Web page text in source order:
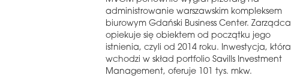
administrowanie warszawskim kompleksem
biurowym Gdański Business Center. Zarządca
opiekuje się obiektem od początku jego
istnienia, czyli od 2014 roku. Inwestycja, która
wchodzi w skład portfolio Savills Investment
Management, oferuje 101 tys. mkw.